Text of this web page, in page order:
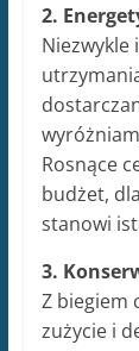
2.
Rosnące
budżet,
stanowi
3.
Z biegiem
zużycie i